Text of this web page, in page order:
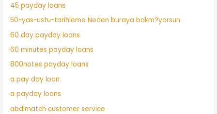
45 payday loans
50-yas-ustu-tarihleme Neden buraya bakm?yorsun
60 day payday loans
60 minutes payday loans
800notes payday loans
a pay day loan
a payday loans
abdlmatch customer service